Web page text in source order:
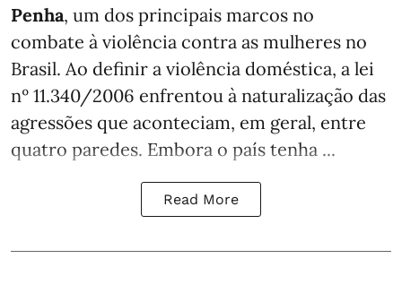
Penha, um dos principais marcos no
combate à violência contra as mulheres no
Brasil. Ao definir a violência doméstica, a lei
nº 11.340/2006 enfrentou à naturalização das
agressões que aconteciam, em geral, entre
quatro paredes. Embora o país tenha ...
Read More